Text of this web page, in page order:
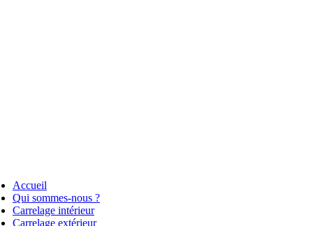
Accueil
Qui sommes-nous ?
Carrelage intérieur
Carrelage extérieur